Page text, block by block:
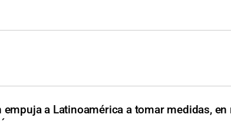
empuja a Latinoamérica a tomar medidas, en